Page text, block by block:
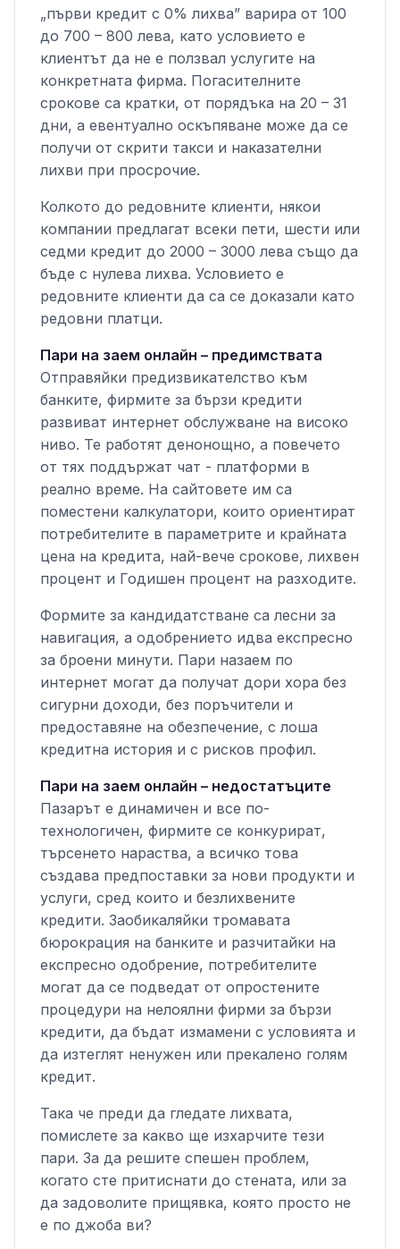
„първи кредит с 0% лихва” варира от 100
до 700 – 800 лева, като условието е
клиентът да не е ползвал услугите на
конкретната фирма. Погасителните
срокове са кратки, от порядъка на 20 – 31
дни, а евентуално оскъпяване може да се
получи от скрити такси и наказателни
лихви при просрочие.
Колкото до редовните клиенти, някои
компании предлагат всеки пети, шести или
седми кредит до 2000 – 3000 лева също да
бъде с нулева лихва. Условието е
редовните клиенти да са се доказали като
редовни платци.
Пари на заем онлайн – предимствата
Отправяйки предизвикателство към
банките, фирмите за бързи кредити
развиват интернет обслужване на високо
ниво. Те работят денонощно, а повечето
от тях поддържат чат - платформи в
реално време. На сайтовете им са
поместени калкулатори, които ориентират
потребителите в параметрите и крайната
цена на кредита, най-вече срокове, лихвен
процент и Годишен процент на разходите.
Формите за кандидатстване са лесни за
навигация, а одобрението идва експресно
за броени минути. Пари назаем по
интернет могат да получат дори хора без
сигурни доходи, без поръчители и
предоставяне на обезпечение, с лоша
кредитна история и с рисков профил.
Пари на заем онлайн – недостатъците
Пазарът е динамичен и все по-
технологичен, фирмите се конкурират,
търсенето нараства, а всичко това
създава предпоставки за нови продукти и
услуги, сред които и безлихвените
кредити. Заобикаляйки тромавата
бюрокрация на банките и разчитайки на
експресно одобрение, потребителите
могат да се подведат от опростените
процедури на нелоялни фирми за бързи
кредити, да бъдат измамени с условията и
да изтеглят ненужен или прекалено голям
кредит.
Така че преди да гледате лихвата,
помислете за какво ще изхарчите тези
пари. За да решите спешен проблем,
когато сте притиснати до стената, или за
да задоволите прищявка, която просто не
е по джоба ви?